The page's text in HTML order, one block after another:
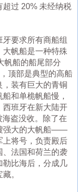
过 20% 未经纳税
要求所有商船组
大帆船是一种特殊
帆船的船尾部分
顶部是典型的高船
装有巨大的青铜
和单桅帆船慢，
西班牙在新大陆开
盗没收。除了在
强大的大帆船——
上将号，负责殿后
法国和荷兰的袭
勒比海后，分成几
。